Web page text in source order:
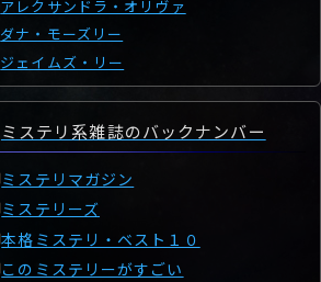
アレクサンドラ・オリヴァ
ダナ・モーズリー
ジェイムズ・リー
ミステリ系雑誌のバックナンバー
ミステリマガジン
ミステリーズ
本格ミステリ・ベスト１０
このミステリーがすごい